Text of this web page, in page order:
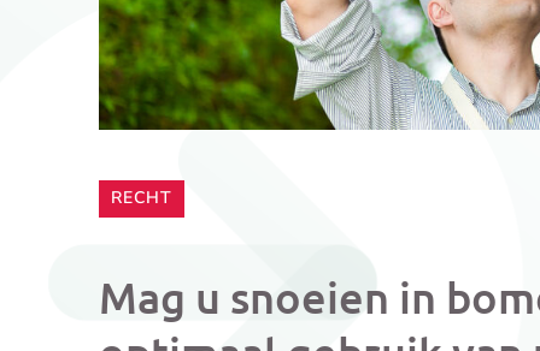
CATEGORIE:
RECHT
Mag u snoeien in